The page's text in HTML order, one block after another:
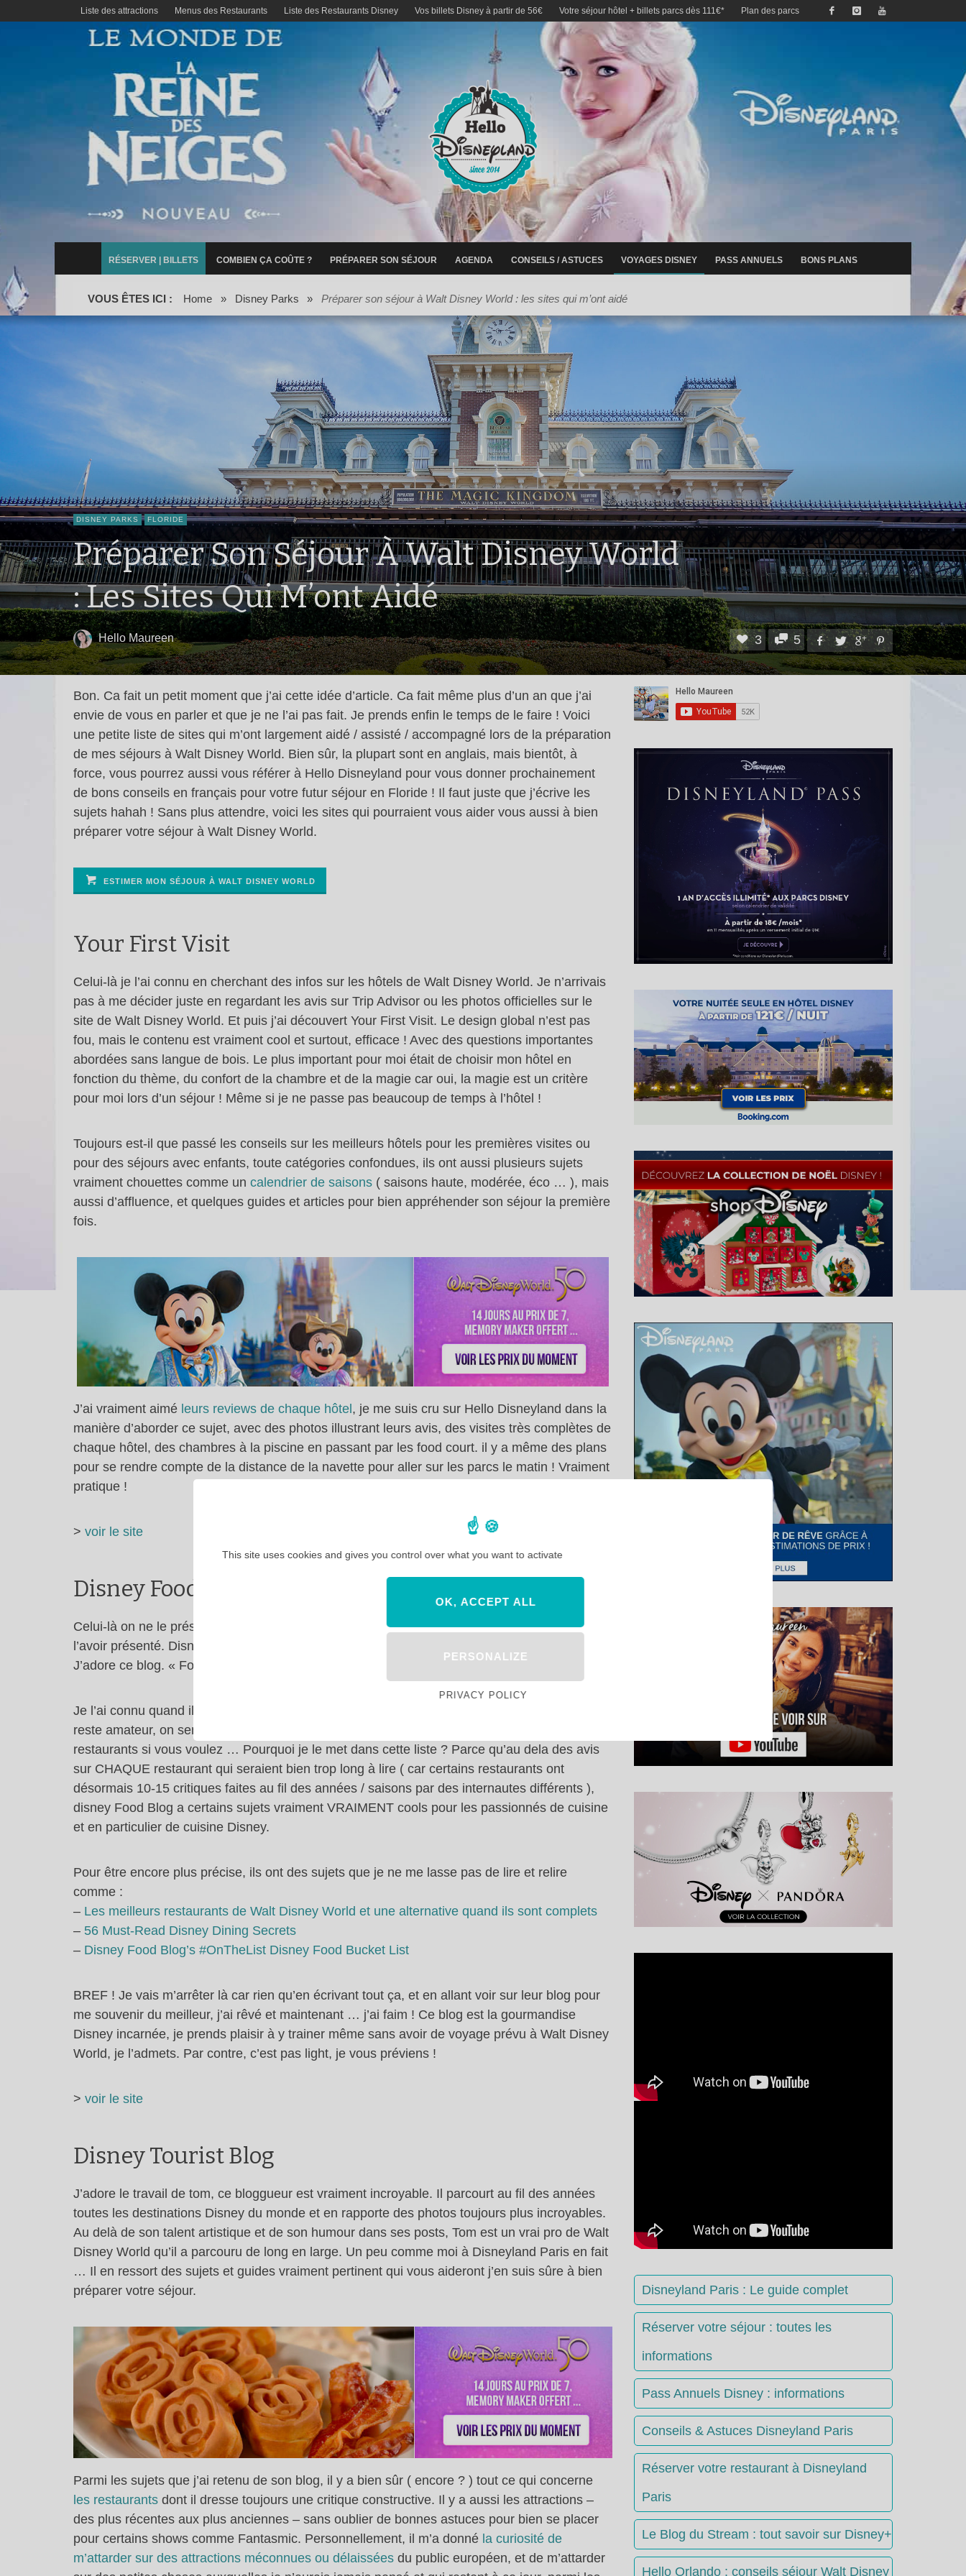
Liste des attractions Menus des Restaurants Liste des Restaurants Disney Vos billets Disney à partir de 56€ Votre séjour hôtel + billets parcs dès 111€* Plan des parcs
RÉSERVER | BILLETS COMBIEN ÇA COÛTE ? PRÉPARER SON SÉJOUR AGENDA CONSEILS / ASTUCES VOYAGES DISNEY PASS ANNUELS BONS PLANS
VOUS ÊTES ICI : Home » Disney Parks » Préparer son séjour à Walt Disney World : les sites qui m’ont aidé
DISNEY PARKS FLORIDE
Préparer Son Séjour À Walt Disney World
: Les Sites Qui M’ont Aidé
Hello Maureen 3 5
Bon. Ca fait un petit moment que j’ai cette idée d’article. Ca fait même plus d’un an que j’ai
envie de vous en parler et que je ne l’ai pas fait. Je prends enfin le temps de le faire ! Voici
une petite liste de sites qui m’ont largement aidé / assisté / accompagné lors de la préparation
de mes séjours à Walt Disney World. Bien sûr, la plupart sont en anglais, mais bientôt, à
force, vous pourrez aussi vous référer à Hello Disneyland pour vous donner prochainement
de bons conseils en français pour votre futur séjour en Floride ! Il faut juste que j’écrive les
sujets hahah ! Sans plus attendre, voici les sites qui pourraient vous aider vous aussi à bien
préparer votre séjour à Walt Disney World.
ESTIMER MON SÉJOUR À WALT DISNEY WORLD
Your First Visit
Celui-là je l’ai connu en cherchant des infos sur les hôtels de Walt Disney World. Je n’arrivais
pas à me décider juste en regardant les avis sur Trip Advisor ou les photos officielles sur le
site de Walt Disney World. Et puis j’ai découvert Your First Visit. Le design global n’est pas
fou, mais le contenu est vraiment cool et surtout, efficace ! Avec des questions importantes
abordées sans langue de bois. Le plus important pour moi était de choisir mon hôtel en
fonction du thème, du confort de la chambre et de la magie car oui, la magie est un critère
pour moi lors d’un séjour ! Même si je ne passe pas beaucoup de temps à l’hôtel !
Toujours est-il que passé les conseils sur les meilleurs hôtels pour les premières visites ou
pour des séjours avec enfants, toute catégories confondues, ils ont aussi plusieurs sujets
vraiment chouettes comme un calendrier de saisons ( saisons haute, modérée, éco … ), mais
aussi d’affluence, et quelques guides et articles pour bien appréhender son séjour la première
fois.
J’ai vraiment aimé leurs reviews de chaque hôtel , je me suis cru sur Hello Disneyland dans la
manière d’aborder ce sujet, avec des photos illustrant leurs avis, des visites très complètes de
chaque hôtel, des chambres à la piscine en passant par les food court. il y a même des plans
pour se rendre compte de la distance de la navette pour aller sur les parcs le matin ! Vraiment
pratique !
> voir le site
Disney Food Blog
Celui-là on ne le présente plus. Si vous ne le connaissez pas, vous allez me détester de vous
l’avoir présenté. Disney Food Blog c’est peut-être le blog que je suis depuis le plus longtemps.
J’adore ce blog. « Food is a theme park ». Voilà. Tout est dit.
Je l’ai connu quand il était encore tout petit. Depuis ils sont limite passé pro, mais le discours
reste amateur, on sent les critiques et avis d’internautes. C’est un peu le Trip Advisor des
restaurants si vous voulez … Pourquoi je le met dans cette liste ? Parce qu’au dela des avis
sur CHAQUE restaurant qui seraient bien trop long à lire ( car certains restaurants ont
désormais 10-15 critiques faites au fil des années / saisons par des internautes différents ),
disney Food Blog a certains sujets vraiment VRAIMENT cools pour les passionnés de cuisine
et en particulier de cuisine Disney.
Pour être encore plus précise, ils ont des sujets que je ne me lasse pas de lire et relire
comme :
– Les meilleurs restaurants de Walt Disney World et une alternative quand ils sont complets
– 56 Must-Read Disney Dining Secrets
– Disney Food Blog’s #OnTheList Disney Food Bucket List
BREF ! Je vais m’arrêter là car rien qu’en écrivant tout ça, et en allant voir sur leur blog pour
me souvenir du meilleur, j’ai rêvé et maintenant … j’ai faim ! Ce blog est la gourmandise
Disney incarnée, je prends plaisir à y trainer même sans avoir de voyage prévu à Walt Disney
World, je l’admets. Par contre, c’est pas light, je vous préviens !
> voir le site
Disney Tourist Blog
J’adore le travail de tom, ce bloggueur est vraiment incroyable. Il parcourt au fil des années
toutes les destinations Disney du monde et en rapporte des photos toujours plus incroyables.
Au delà de son talent artistique et de son humour dans ses posts, Tom est un vrai pro de Walt
Disney World qu’il a parcouru de long en large. Un peu comme moi à Disneyland Paris en fait
… Il en ressort des sujets et guides vraiment pertinent qui vous aideront j’en suis sûre à bien
préparer votre séjour.
Parmi les sujets que j’ai retenu de son blog, il y a bien sûr ( encore ? ) tout ce qui concerne
les restaurants dont il dresse toujours une critique constructive. Il y a aussi les attractions –
des plus récentes aux plus anciennes – sans oublier de bonnes astuces pour bien se placer
pour certains shows comme Fantasmic. Personnellement, il m’a donné la curiosité de
m’attarder sur des attractions méconnues ou délaissées du public européen, et de m’attarder
Disneyland Paris : Le guide complet
Réserver votre séjour : toutes les
informations
Pass Annuels Disney : informations
Conseils & Astuces Disneyland Paris
Réserver votre restaurant à Disneyland
Paris
Le Blog du Stream : tout savoir sur Disney+
Hello Orlando : conseils séjour Walt Disney
This site uses cookies and gives you control over what you want to activate
OK, ACCEPT ALL
PERSONALIZE
PRIVACY POLICY